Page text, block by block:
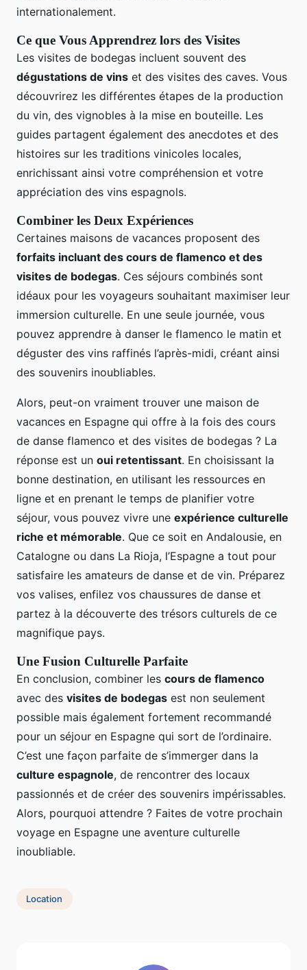
internationalement.
Ce que Vous Apprendrez lors des Visites
Les visites de bodegas incluent souvent des
dégustations de vins et des visites des caves. Vous
découvrirez les différentes étapes de la production
du vin, des vignobles à la mise en bouteille. Les
guides partagent également des anecdotes et des
histoires sur les traditions vinicoles locales,
enrichissant ainsi votre compréhension et votre
appréciation des vins espagnols.
Combiner les Deux Expériences
Certaines maisons de vacances proposent des
forfaits incluant des cours de flamenco et des
visites de bodegas. Ces séjours combinés sont
idéaux pour les voyageurs souhaitant maximiser leur
immersion culturelle. En une seule journée, vous
pouvez apprendre à danser le flamenco le matin et
déguster des vins raffinés l’après-midi, créant ainsi
des souvenirs inoubliables.
Alors, peut-on vraiment trouver une maison de
vacances en Espagne qui offre à la fois des cours
de danse flamenco et des visites de bodegas ? La
réponse est un oui retentissant. En choisissant la
bonne destination, en utilisant les ressources en
ligne et en prenant le temps de planifier votre
séjour, vous pouvez vivre une expérience culturelle
riche et mémorable. Que ce soit en Andalousie, en
Catalogne ou dans La Rioja, l’Espagne a tout pour
satisfaire les amateurs de danse et de vin. Préparez
vos valises, enfilez vos chaussures de danse et
partez à la découverte des trésors culturels de ce
magnifique pays.
Une Fusion Culturelle Parfaite
En conclusion, combiner les cours de flamenco
avec des visites de bodegas est non seulement
possible mais également fortement recommandé
pour un séjour en Espagne qui sort de l’ordinaire.
C’est une façon parfaite de s’immerger dans la
culture espagnole, de rencontrer des locaux
passionnés et de créer des souvenirs impérissables.
Alors, pourquoi attendre ? Faites de votre prochain
voyage en Espagne une aventure culturelle
inoubliable.
Location